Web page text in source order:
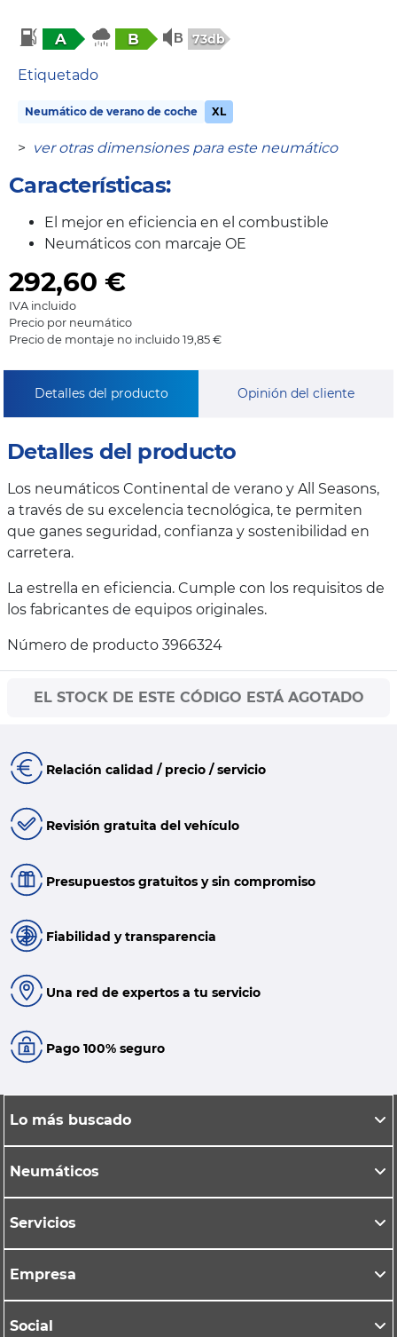
A B 73db
Etiquetado
Neumático de verano de coche XL
> ver otras dimensiones para este neumático
Características:
El mejor en eficiencia en el combustible
Neumáticos con marcaje OE
292,60 €
IVA incluido
Precio por neumático
Precio de montaje no incluido 19,85 €
Detalles del producto Opinión del cliente
Detalles del producto
Los neumáticos Continental de verano y All Seasons,
a través de su excelencia tecnológica, te permiten
que ganes seguridad, confianza y sostenibilidad en
carretera.
La estrella en eficiencia. Cumple con los requisitos de
los fabricantes de equipos originales.
Número de producto 3966324
EL STOCK DE ESTE CÓDIGO ESTÁ AGOTADO
Relación calidad / precio / servicio
Revisión gratuita del vehículo
Presupuestos gratuitos y sin compromiso
Fiabilidad y transparencia
Una red de expertos a tu servicio
Pago 100% seguro
Lo más buscado
Neumáticos
Servicios
Empresa
Social